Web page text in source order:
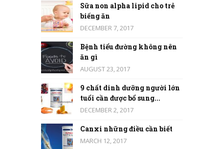
Sữa non alpha lipid cho trẻ
biếng ăn
DECEMBER 7, 2017
Bệnh tiểu đường không nên
ăn gì
AUGUST 23, 2017
9 chất dinh dưỡng người lớn
tuổi cần được bổ sung...
DECEMBER 2, 2017
Canxi những điều cần biết
MARCH 12, 2017